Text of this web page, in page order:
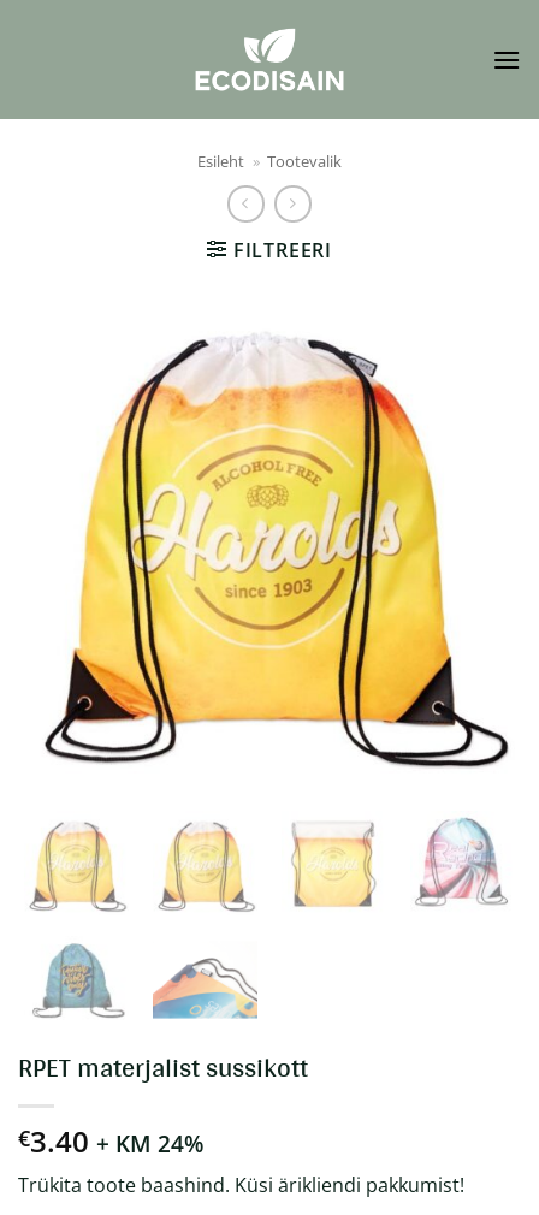
Esileht » Tootevalik
FILTREERI
RPET materjalist sussikott
€3.40 + KM 24%
Trükita toote baashind. Küsi ärikliendi pakkumist!